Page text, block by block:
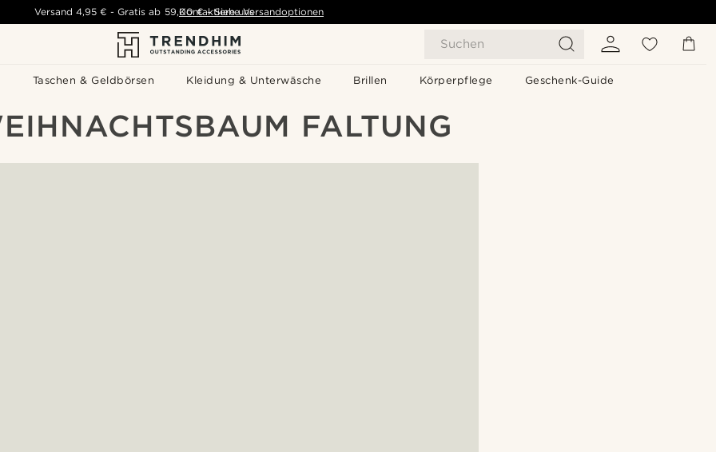
Suchen
Taschen & Geldbörsen Kleidung & Unterwäsche Brillen Körperpflege Geschenk-Guide
Versand 4,95 € -Gratis ab 59,00 € - Siehe Versandoptionen
Kontaktiere uns
FALTUNG